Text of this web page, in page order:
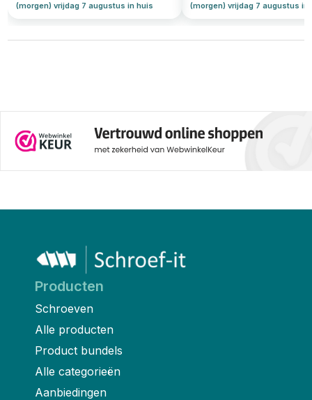
(morgen) vrijdag 7 augustus in huis (morgen) vrijdag 7 augustus in
Producten
Schroeven
Alle producten
Product bundels
Alle categorieën
Aanbiedingen